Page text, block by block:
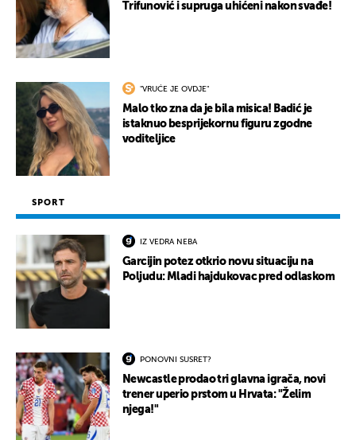
Trifunović i supruga uhićeni nakon svađe!
"VRUĆE JE OVDJE"
Malo tko zna da je bila misica! Badić je
istaknuo besprijekornu figuru zgodne
voditeljice
SPORT
IZ VEDRA NEBA
Garcijin potez otkrio novu situaciju na
Poljudu: Mladi hajdukovac pred odlaskom
PONOVNI SUSRET?
Newcastle prodao tri glavna igrača, novi
trener uperio prstom u Hrvata: "Želim
njega!"